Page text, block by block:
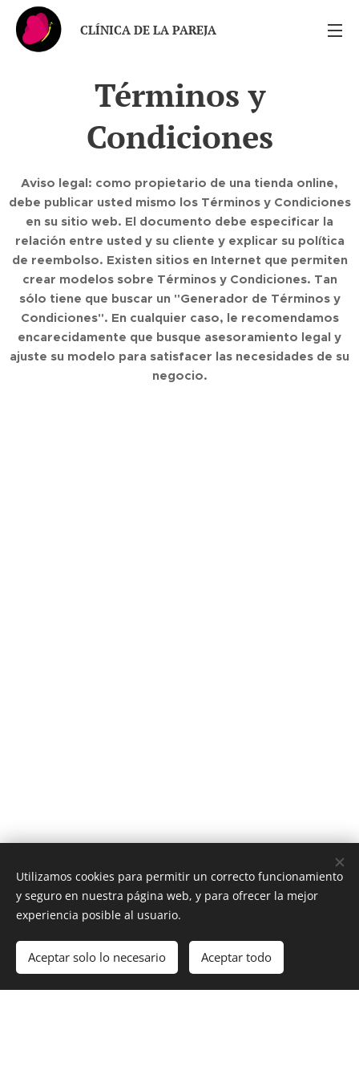
CLÍNICA DE LA PAREJA
Términos y
Condiciones
Aviso legal: como propietario de una tienda online,
debe publicar usted mismo los Términos y Condiciones
en su sitio web. El documento debe especificar la
relación entre usted y su cliente y explicar su política
de reembolso. Existen sitios en Internet que permiten
crear modelos sobre Términos y Condiciones. Tan
sólo tiene que buscar un "Generador de Términos y
Condiciones". En cualquier caso, le recomendamos
encarecidamente que busque asesoramiento legal y
ajuste su modelo para satisfacer las necesidades de su
negocio.
Cookies
Utilizamos cookies para permitir un correcto funcionamiento
y seguro en nuestra página web, y para ofrecer la mejor
experiencia posible al usuario.
Aceptar solo lo necesario Aceptar todo